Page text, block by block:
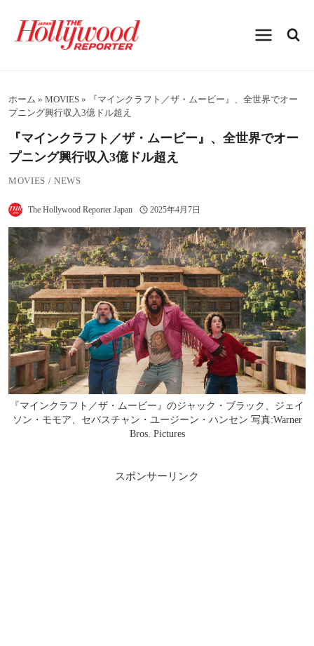
プホーム » MOVIES »
『マインクラフト／ザ・ムービー』、全世界でオー
プニング興行収入3億ドル超え
『マインクラフト／ザ・ムービー』、全世界でオー
プニング興行収入3億ドル超え
MOVIES / NEWS
The Hollywood Reporter Japan 2025年4月7日
『マインクラフト／ザ・ムービー』のジャック・ブラック、ジェイ
ソン・モモア、セバスチャン・ユージーン・ハンセン 写真:Warner
Bros. Pictures
スポンサーリンク